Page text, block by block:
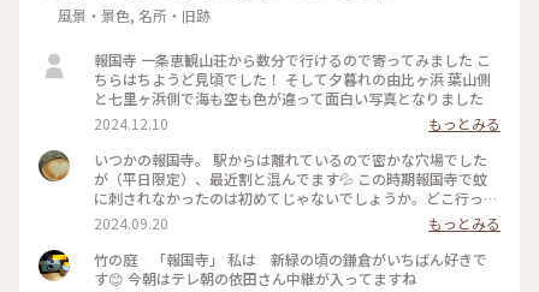
風景・景色, 名所・旧跡
報国寺 一条恵観山荘から数分で行けるので寄ってみました こ
ちらはちようど見頃でした！ そして夕暮れの由比ヶ浜 葉山側
と七里ヶ浜側で海も空も色が違って面白い写真となりました
2024.12.10
もっとみる
いつかの報国寺。 駅からは離れているので密かな穴場でした
が（平日限定）、最近割と混んでます💦 この時期報国寺で蚊
に刺されなかったのは初めてじゃないでしょうか。どこ行っ
た〜🦟 #ことりっぷ旅2024 #鎌倉
2024.09.20
もっとみる
竹の庭 「報国寺」 私は 新緑の頃の鎌倉がいちばん好きで
す😊 今朝はテレ朝の依田さん中継が入ってますね